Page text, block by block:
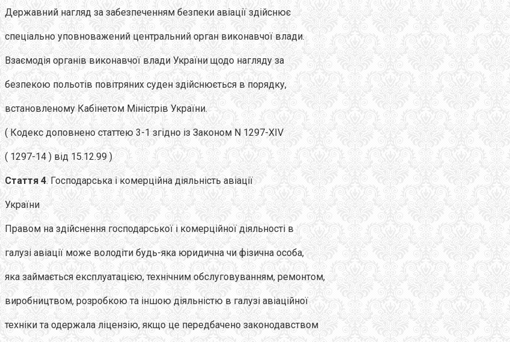
Державний нагляд за забезпеченням безпеки авіації здійснює
спеціально уповноважений центральний орган виконавчої влади.
Взаємодія органів виконавчої влади України щодо нагляду за
безпекою польотів повітряних суден здійснюється в порядку,
встановленому Кабінетом Міністрів України.
( Кодекс доповнено статтею 3-1 згідно із Законом N 1297-XIV
( 1297-14 ) від 15.12.99 )
Стаття 4. Господарська і комерційна діяльність авіації
України
Правом на здійснення господарської і комерційної діяльності в
галузі авіації може володіти будь-яка юридична чи фізична особа,
яка займається експлуатацією, технічним обслуговуванням, ремонтом,
виробництвом, розробкою та іншою діяльністю в галузі авіаційної
техніки та одержала ліцензію, якщо це передбачено законодавством